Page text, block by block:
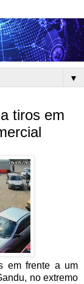
▼
tiros em
em frente a um
no extremo